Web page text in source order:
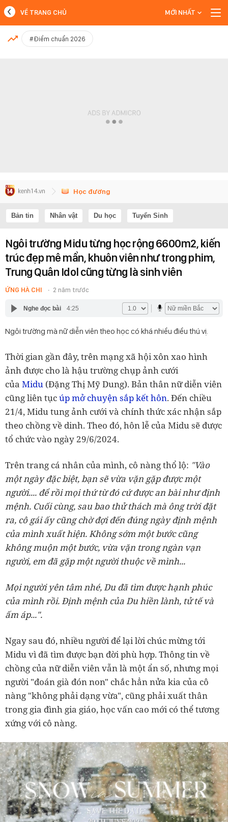
MỚI NHẤT
VỀ TRANG CHỦ MỚI NHẤT
#Điểm chuẩn 2026
Học đường
Bản tin Nhân vật Du học Tuyển Sinh
Ngôi trường Midu từng học rộng 6600m2, kiến
trúc đẹp mê mẩn, khuôn viên như trong phim,
Trung Quân Idol cũng từng là sinh viên
ỨNG HÀ CHI 2 năm trước
Nghe đọc bài 4:25
Ngôi trường mà nữ diễn viên theo học có khá nhiều điều thú vị.
Thời gian gần đây, trên mạng xã hội xôn xao hình
ảnh được cho là hậu trường chụp ảnh cưới
của Midu (Đặng Thị Mỹ Dung). Bản thân nữ diễn viên
cũng liên tụcúp mở chuyện sắp kết hôn. Đến chiều
21/4, Midu tung ảnh cưới và chính thức xác nhận sắp
theo chồng về dinh. Theo đó, hôn lễ của Midu sẽ được
tổ chức vào ngày 29/6/2024.
Trên trang cá nhân của mình, cô nàng thổ lộ: "Vào
một ngày đặc biệt, bạn sẽ vừa vặn gặp được một
người.... để rồi mọi thứ từ đó cứ được an bài như định
mệnh. Cuối cùng, sau bao thử thách mà ông trời đặt
ra, cô gái ấy cũng chờ đợi đến đúng ngày định mệnh
của mình xuất hiện. Không sớm một bước cũng
không muộn một bước, vừa vặn trong ngàn vạn
người, em đã gặp một người thuộc về mình...
Mọi người yên tâm nhé, Du đã tìm được hạnh phúc
của mình rồi. Định mệnh của Du hiền lành, tử tế và
ấm áp...".
Ngay sau đó, nhiều người để lại lời chúc mừng tới
Midu vì đã tìm được bạn đời phù hợp. Thông tin về
chồng của nữ diễn viên vẫn là một ẩn số, nhưng mọi
người "đoán già đón non" chắc hẳn nửa kia của cô
nàng "không phải dạng vừa", cũng phải xuất thân
trong gia đình gia giáo, học vấn cao mới có thể tương
xứng với cô nàng.